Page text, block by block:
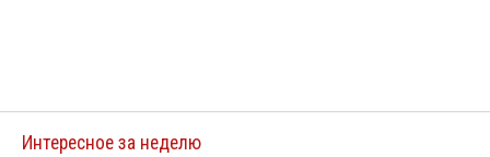
Интересное за неделю